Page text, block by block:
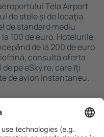
Tela Airport
de stele și de locaţia
de standard mediu
100 de euro. Hotelurile
de la 200 de euro
consultă oferta
pe eSky.ro, care ȋţi
de avion instantaneu.